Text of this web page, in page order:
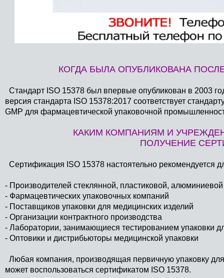
КОГДА БЫЛА ОПУБЛИКОВАНА
Стандарт ISO 15378 был впервые опубликован в 2003
версия стандарта ISO 15378:2017 соответствует
GMP для фармацевтической упаковочной
КАКИМ КОМПАНИЯМ И
ПОЛУЧЕНИЕ
Сертификация ISO 15378 настоятельно рекомендуется
- Производителей стеклянной, пластиковой,
- Фармацевтических упаковочных компаний
- Поставщиков упаковки для медицинских изделий
- Организации контрактного производства
- Лаборатории, занимающиеся тестированием упаковки
- Оптовики и дистрибьюторы медицинской упаковки
Любая компания, производящая первичную упаковку
может воспользоваться сертификатом ISO 15378.